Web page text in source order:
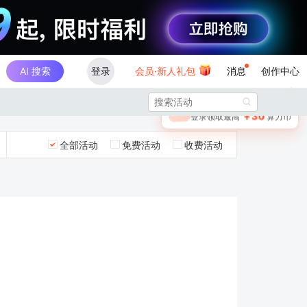
AI 搜索 登录 会员·新人礼包 消息 创作中心
🎁 未登录
登录领取最高￥30算力币

全部活动 免费活动 收费活动